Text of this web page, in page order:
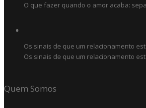
O que fazer quando o amor acaba:
Os sinais de que um relacionamento
Os sinais de que um relacionamento
Quem Somos